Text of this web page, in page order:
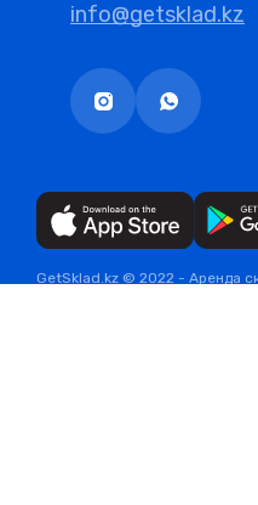
info@getsklad.kz
GetSklad.kz © 2022 - Аренда